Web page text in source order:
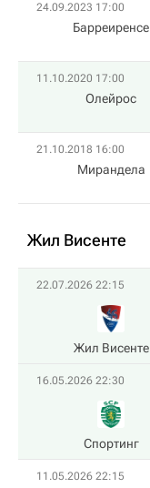
24.09.2023 17:00
Барреиренсе
11.10.2020 17:00
Олейрос
21.10.2018 16:00
Мирандела
Жил Висенте
22.07.2026 22:15
Жил Висенте
16.05.2026 22:30
Спортинг
11.05.2026 22:15